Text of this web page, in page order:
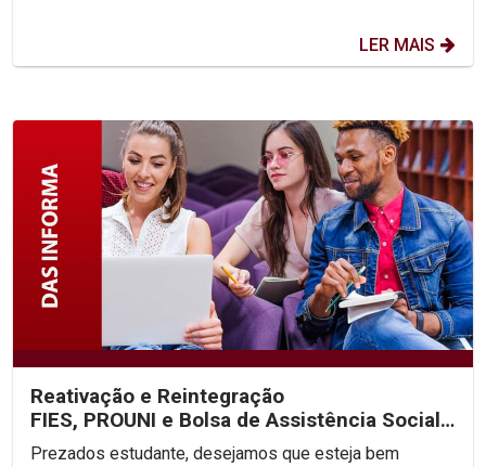
LER MAIS
Reativação e Reintegração
FIES, PROUNI e Bolsa de Assistência Social
2025.2
Prezados estudante, desejamos que esteja bem